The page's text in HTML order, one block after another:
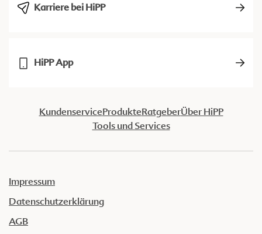
Karriere bei HiPP
HiPP App
KundenserviceProdukteRatgeberÜber HiPP
Tools und Services
Impressum
Datenschutzerklärung
AGB